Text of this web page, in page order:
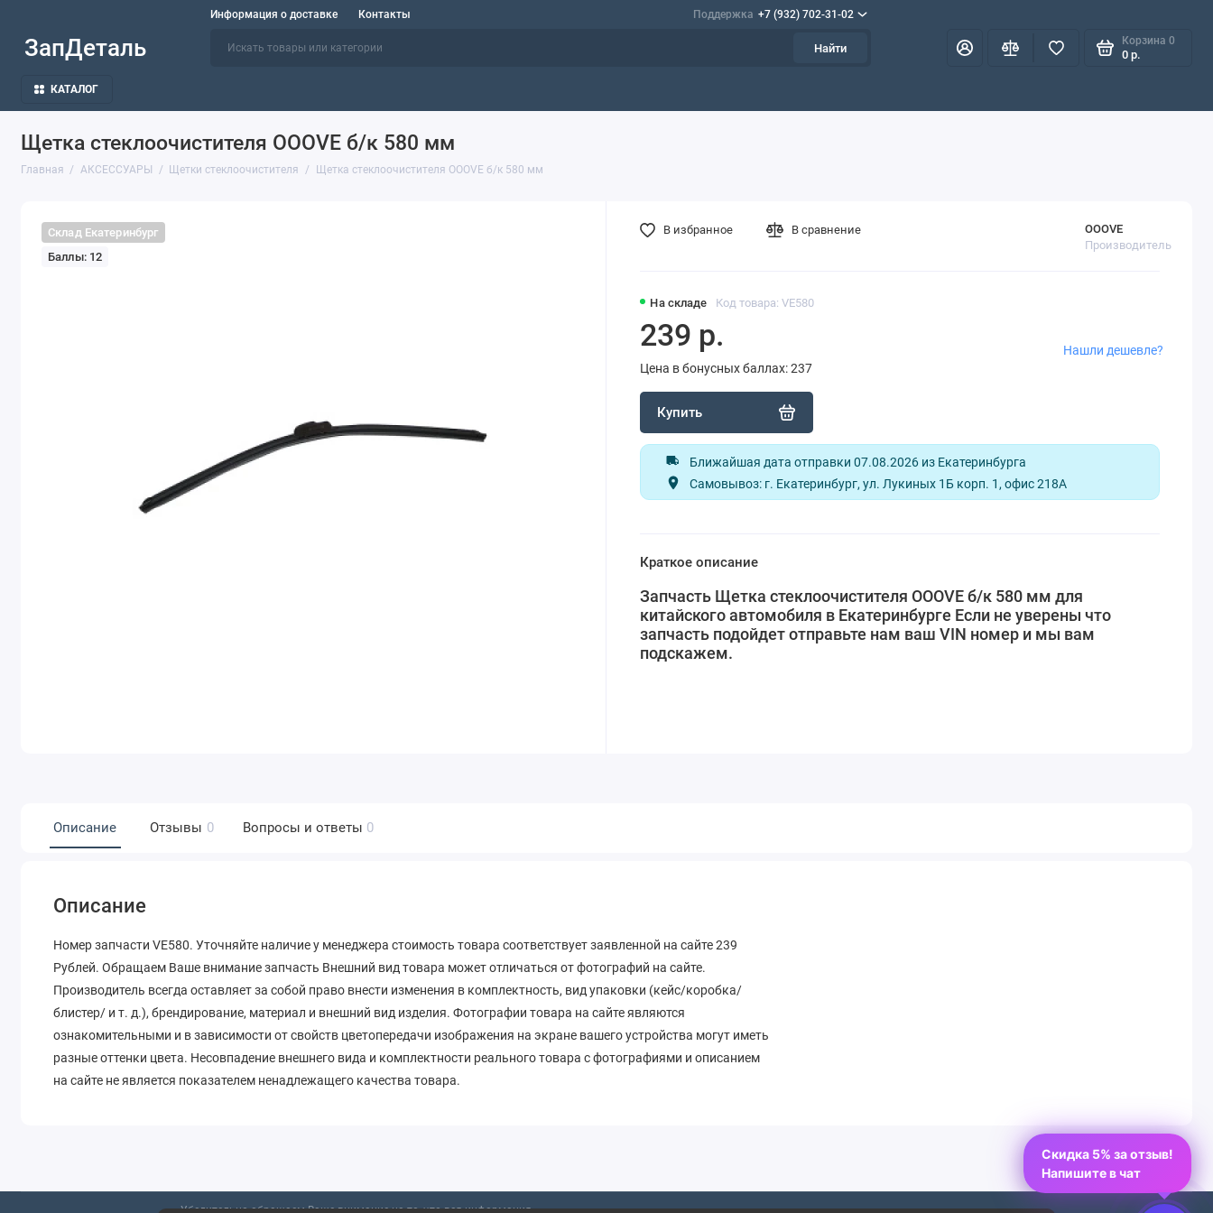
Информация о доставке Контакты Поддержка +7 (932) 702-31-02
ЗапДеталь Найти
Корзина 0
0 р.
КАТАЛОГ
Щетка стеклоочистителя OOOVE б/к 580 мм
Главная АКСЕССУАРЫ Щетки стеклоочистителя Щетка стеклоочистителя OOOVE б/к 580 мм
Склад Екатеринбург
Баллы: 12
На складе Код товара: VE580
OOOVE
Производитель
239 р.
Цена в бонусных баллах: 237
Купить
Нашли дешевле?
Ближайшая дата отправки 07.08.2026 из Екатеринбурга
Самовывоз: г. Екатеринбург, ул. Лукиных 1Б корп. 1, офис 218А
В избранное В сравнение
Краткое описание
Запчасть Щетка стеклоочистителя OOOVE б/к 580 мм для
китайского автомобиля в Екатеринбурге Если не уверены что
запчасть подойдет отправьте нам ваш VIN номер и мы вам
подскажем.
Описание Отзывы 0 Вопросы и ответы 0
Описание
Номер запчасти VE580. Уточняйте наличие у менеджера стоимость товара соответствует заявленной на сайте 239
Рублей. Обращаем Ваше внимание запчасть Внешний вид товара может отличаться от фотографий на сайте.
Производитель всегда оставляет за собой право внести изменения в комплектность, вид упаковки (кейс/коробка/
блистер/ и т. д.), брендирование, материал и внешний вид изделия. Фотографии товара на сайте являются
ознакомительными и в зависимости от свойств цветопередачи изображения на экране вашего устройства могут иметь
разные оттенки цвета. Несовпадение внешнего вида и комплектности реального товара с фотографиями и описанием
на сайте не является показателем ненадлежащего качества товара.
Скидка 5% за отзыв!
Напишите в чат